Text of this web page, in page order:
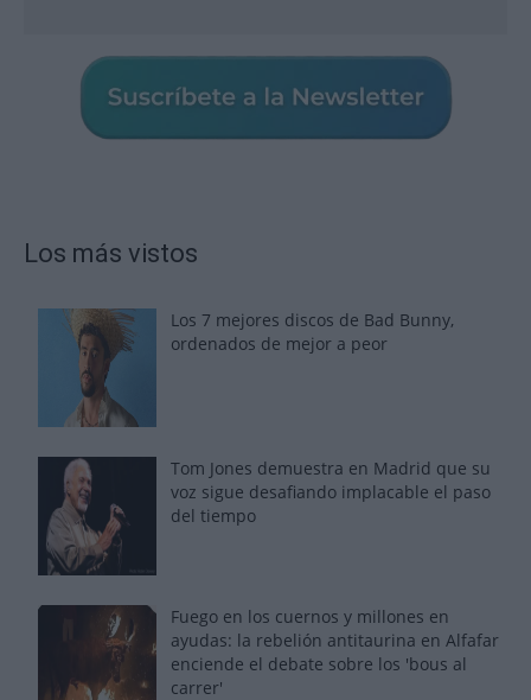
Los más vistos
Los 7 mejores discos de Bad Bunny,
ordenados de mejor a peor
Tom Jones demuestra en Madrid que su
voz sigue desafiando implacable el paso
del tiempo
Fuego en los cuernos y millones en
ayudas: la rebelión antitaurina en Alfafar
enciende el debate sobre los 'bous al
carrer'